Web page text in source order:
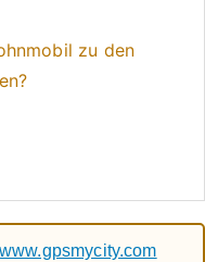
zu den